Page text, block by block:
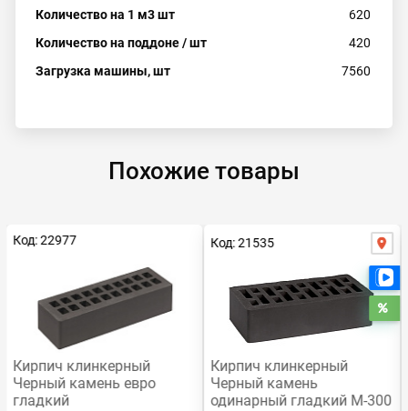
Количество на 1 м3 шт
620
Количество на поддоне / шт
420
Загрузка машины, шт
7560
Похожие товары
Код: 22977
Кирпич клинкерный
Черный камень евро
гладкий
Код: 21535
Кирпич клинкерный
Черный камень
одинарный гладкий М-300